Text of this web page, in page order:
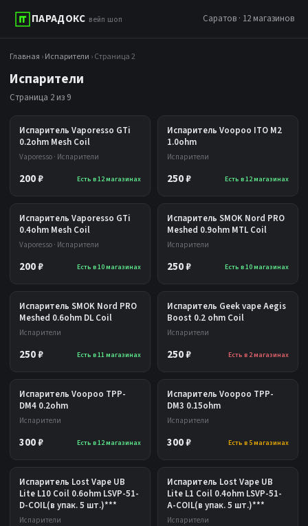
ПАРАДОКС вейп шоп Саратов · 12 магазинов
Главная ›Испарители › Страница 2
Испарители
Страница 2 из 9
Испаритель Vaporesso GTi
0.2ohm Mesh Coil
Vaporesso · Испарители
200 ₽ Есть в 12 магазинах
Испаритель Voopoo ITO M2
1.0ohm
Испарители
250 ₽ Есть в 12 магазинах
Испаритель Vaporesso GTi
0.4ohm Mesh Coil
Vaporesso · Испарители
200 ₽ Есть в 10 магазинах
Испаритель SMOK Nord PRO
Meshed 0.9ohm MTL Coil
Испарители
250 ₽ Есть в 10 магазинах
Испаритель SMOK Nord PRO
Meshed 0.6ohm DL Coil
Испарители
250 ₽ Есть в 11 магазинах
Испаритель Geek vape Aegis
Boost 0.2 ohm Coil
Испарители
250 ₽ Есть в 2 магазинах
Испаритель Voopoo TPP-
DM4 0.2ohm
Испарители
300 ₽ Есть в 12 магазинах
Испаритель Voopoo TPP-
DM3 0.15ohm
Испарители
300 ₽ Есть в 5 магазинах
Испаритель Lost Vape UB
Lite L10 Coil 0.6ohm LSVP-51-
D-COIL(в упак. 5 шт.)***
Испарители
Испаритель Lost Vape UB
Lite L1 Coil 0.4ohm LSVP-51-
A-COIL(в упак. 5 шт.)***
Испарители